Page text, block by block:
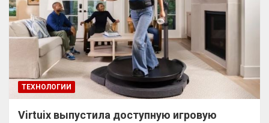
ТЕХНОЛОГИИ
Virtuix выпустила доступную игровую